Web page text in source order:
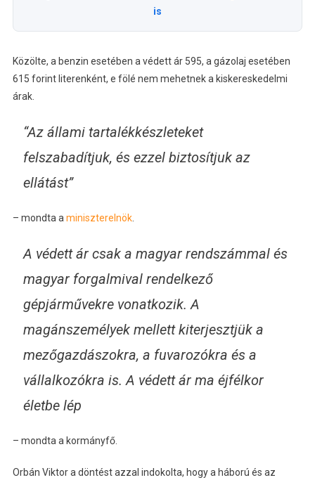
is
Közölte, a benzin esetében a védett ár 595, a gázolaj esetében
615 forint literenként, e fölé nem mehetnek a kiskereskedelmi
árak.
“Az állami tartalékkészleteket
felszabadítjuk, és ezzel biztosítjuk az
ellátást”
– mondta a miniszterelnök.
A védett ár csak a magyar rendszámmal és
magyar forgalmival rendelkező
gépjárművekre vonatkozik. A
magánszemélyek mellett kiterjesztjük a
mezőgazdászokra, a fuvarozókra és a
vállalkozókra is. A védett ár ma éjfélkor
életbe lép
– mondta a kormányfő.
Orbán Viktor a döntést azzal indokolta, hogy a háború és az